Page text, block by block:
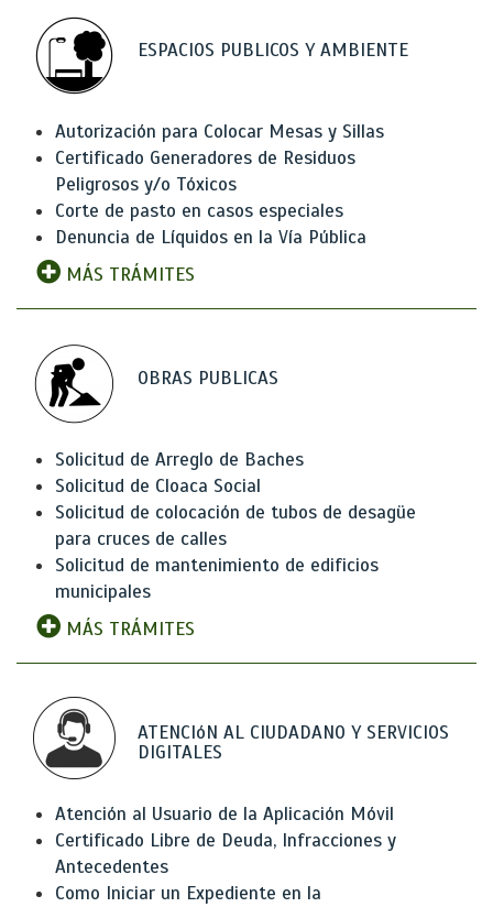
ESPACIOS PUBLICOS Y AMBIENTE
Autorización para Colocar Mesas y Sillas
Certificado Generadores de Residuos
Peligrosos y/o Tóxicos
Corte de pasto en casos especiales
Denuncia de Líquidos en la Vía Pública
MÁS TRÁMITES
OBRAS PUBLICAS
Solicitud de Arreglo de Baches
Solicitud de Cloaca Social
Solicitud de colocación de tubos de desagüe
para cruces de calles
Solicitud de mantenimiento de edificios
municipales
MÁS TRÁMITES
ATENCIóN AL CIUDADANO Y SERVICIOS
DIGITALES
Atención al Usuario de la Aplicación Móvil
Certificado Libre de Deuda, Infracciones y
Antecedentes
Como Iniciar un Expediente en la